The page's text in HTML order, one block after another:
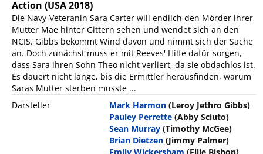
Action (USA 2018)
Die Navy-Veteranin Sara Carter will endlich den Mörder ihrer
Mutter Mae hinter Gittern sehen und wendet sich an den
NCIS. Gibbs bekommt Wind davon und nimmt sich der Sache
an. Doch zunächst muss er mit Reeves' Hilfe dafür sorgen,
dass Sara ihren Sohn Theo nicht verliert, da sie obdachlos ist.
Es dauert nicht lange, bis die Ermittler herausfinden, warum
Saras Mutter sterben musste ...
Darsteller
Mark Harmon (Leroy Jethro Gibbs)
Pauley Perrette (Abby Sciuto)
Sean Murray (Timothy McGee)
Brian Dietzen (Jimmy Palmer)